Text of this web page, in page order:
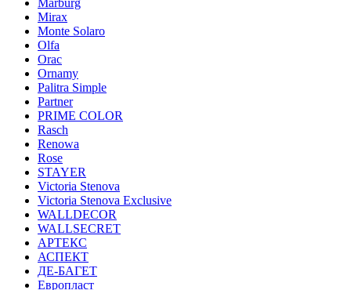
Marburg
Mirax
Monte Solaro
Olfa
Orac
Ornamy
Palitra Simple
Partner
PRIME COLOR
Rasch
Renowa
Rose
STAYER
Victoria Stenova
Victoria Stenova Exclusive
WALLDECOR
WALLSECRET
АРТЕКС
АСПЕКТ
ДЕ-БАГЕТ
Европласт